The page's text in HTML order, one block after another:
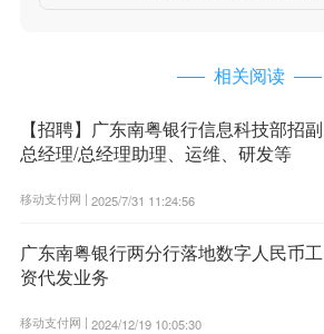
相关阅读
【招聘】广东南粤银行信息科技部招副
总经理/总经理助理、运维、研发等
移动支付网 | 2025/7/31 11:24:56
广东南粤银行两分行落地数字人民币工
资代发业务
移动支付网 | 2024/12/19 10:05:30